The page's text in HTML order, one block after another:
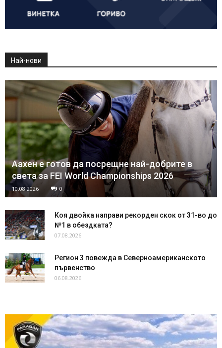
Най-нови
Аахен е готов да посрещне най-добрите в
света за FEI World Championships 2026
10.08.2026 0
Коя двойка направи рекорден скок от 31-во до
№1 в обездката?
07.08.2026
Регион 3 повежда в Северноамериканското
първенство
06.08.2026